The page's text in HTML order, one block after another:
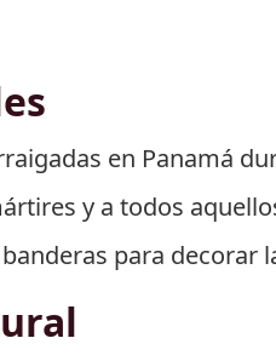
en Panamá
y a todos
para